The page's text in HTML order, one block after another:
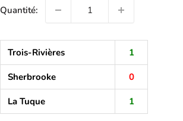
Quantité:
Trois-Rivières 1
Sherbrooke 0
La Tuque 1